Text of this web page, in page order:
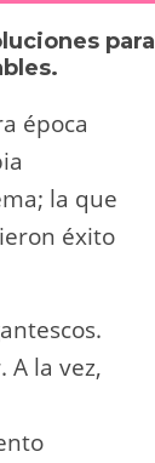
para
época
la que
éxito
A la vez,